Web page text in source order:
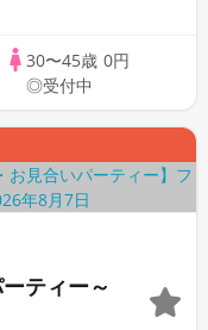
30〜45歳 0円
◎受付中
ティー～